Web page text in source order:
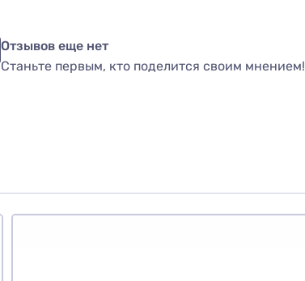
Отзывов еще нет
Станьте первым, кто поделится своим мнением!